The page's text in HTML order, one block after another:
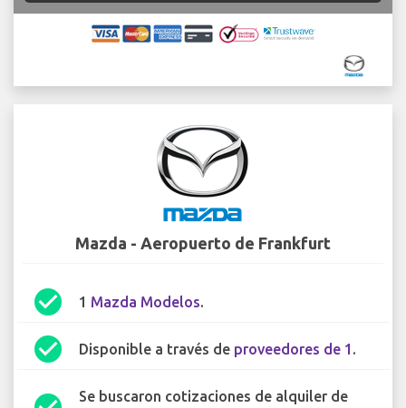
Mazda - Aeropuerto de Frankfurt
check_circle 1 Mazda Modelos.
check_circle Disponible a través de proveedores de 1 .
Se buscaron cotizaciones de alquiler de